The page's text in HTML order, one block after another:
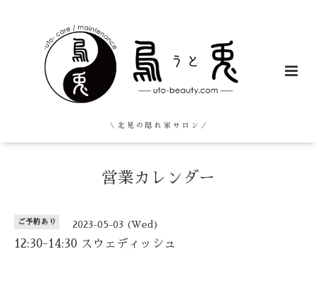
＼ 北 見 の 隠 れ 家 サ ロ ン ／
営業カレンダー
ご予約あり 2023-05-03 (Wed)
12:30-14:30 スウェディッシュ